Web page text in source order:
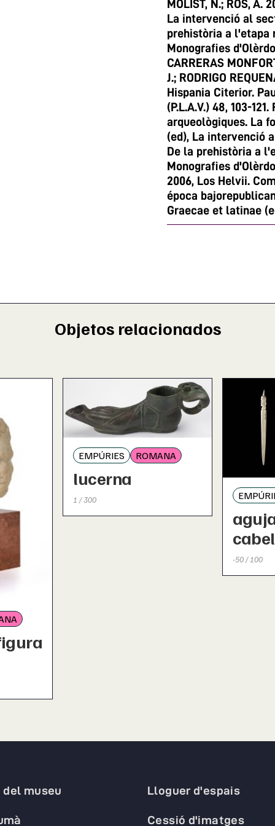
MOLIST, N.; ROS, A.
La intervenció al
prehistòria a l'etapa
Monografies
CARRERAS
J.; RODRIGO
Hispania Citerior.
(P.L.A.V.) 48, 103-
arqueològiques. La
(ed), La intervenció
De la prehistòria a
Monografies
2006, Los Helvii.
época
Graecae et latinae
Objetos relacionados
EMPÚRIES ROMANA
lucerna
1 / 300
-50 / 100
museu Lloguer d'espais
Cessió d'imatges